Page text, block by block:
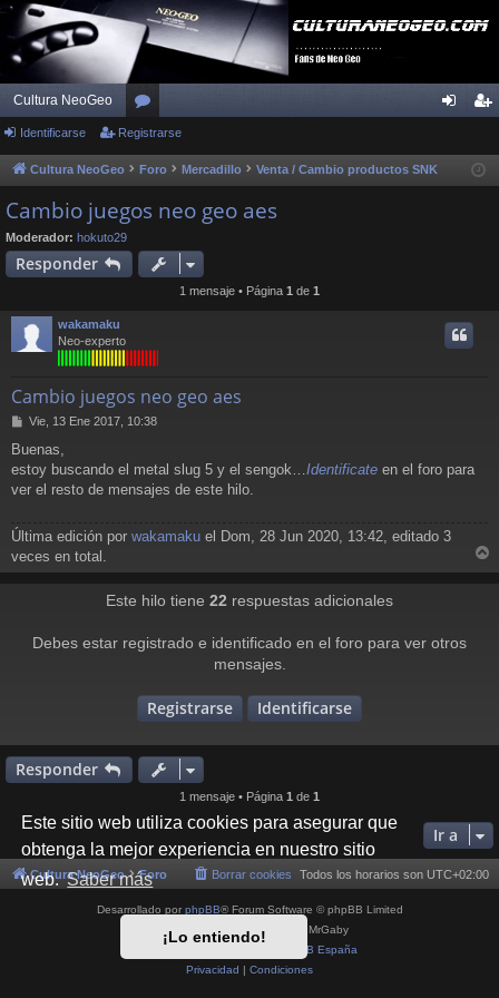
Este sitio web utiliza cookies para asegurar que
obtenga la mejor experiencia en nuestro sitio
web.Saber más
¡Lo entiendo!
Cultura NeoGeo
or
os ist
Identificarse Registrarse
Cultura NeoGeo Foro Mercadillo Venta / Cambio productos SNK
Cambio juegos neo geo aes
Moderador: hokuto29
Responder
1 mensaje • Página 1 de 1
wakamaku
Neo-experto
Cambio juegos neo geo aes
M
n
s
a
Vie, 13 Ene 2017, 10:38
Buenas,
estoy buscando el metal slug 5 y el sengok… Identificate en el foro para
ver el resto de mensajes de este hilo.
Última edición por wakamaku el Dom, 28 Jun 2020, 13:42, editado 3
veces en total.
r
Este hilo tiene 22 respuestas adicionales
Debes estar registrado e identificado en el foro para ver otros
mensajes.
Registrarse Identificarse
Responder
1 mensaje • Página 1 de 1
Ir a
Cultura NeoGeo Foro Todos los horarios son UTC+02:00
Borrar cookies
Desarrollado por phpBB® Forum Software © phpBB Limited
Style por
Arty- phpBB 3.3 por MrGaby
phpBB España
Privacidad | Condiciones